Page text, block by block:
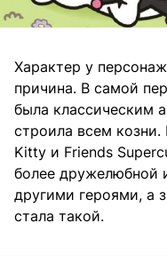
Характер у
причина. В самой
была классическим
строила всем
Kitty и Friends
более дружелюбной
другими героями, а
стала такой.